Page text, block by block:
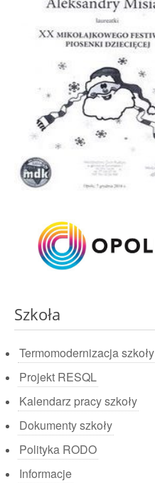
Szkoła
Termomodernizacja szkoły
Projekt RESQL
Kalendarz pracy szkoły
Dokumenty szkoły
Polityka RODO
Informacje